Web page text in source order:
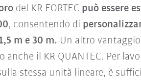
del KR FORTEC può essere
, consentendo di
m e 30 m. Un altro
anche il KR QUANTEC. Per
stessa unità lineare, è